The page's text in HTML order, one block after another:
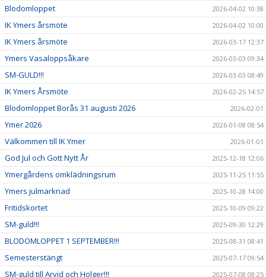
Blodomloppet 2026-04-02 10:38
IK Ymers årsmöte 2026-04-02 10:00
IK Ymers årsmöte 2026-03-17 12:37
Ymers Vasaloppsåkare 2026-03-03 09:34
SM-GULD!!! 2026-03-03 08:49
IK Ymers Årsmöte 2026-02-25 14:57
Blodomloppet Borås 31 augusti 2026 2026-02-01
Ymer 2026 2026-01-08 08:54
Välkommen till IK Ymer 2026-01-01
God Jul och Gott Nytt År 2025-12-18 12:06
Ymergårdens omklädningsrum 2025-11-25 11:55
Ymers julmarknad 2025-10-28 14:00
Fritidskortet 2025-10-09 09:22
SM-guld!!! 2025-09-30 12:29
BLODOMLOPPET 1 SEPTEMBER!!! 2025-08-31 08:41
Semesterstängt 2025-07-17 09:54
SM-guld till Arvid och Holger!!! 2025-07-08 08:25